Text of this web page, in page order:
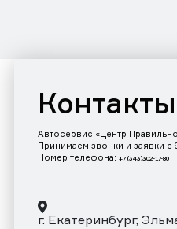
Контакты
Автосервис «Центр
Принимаем звонки и заявки
Номер телефона: +7 (343)302-17-80
г. Екатеринбург,